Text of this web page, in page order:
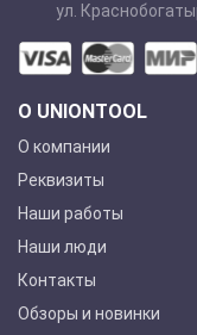
ул.
О UNIONTOOL
О компании
Реквизиты
Наши работы
Наши люди
Контакты
Обзоры и новинки